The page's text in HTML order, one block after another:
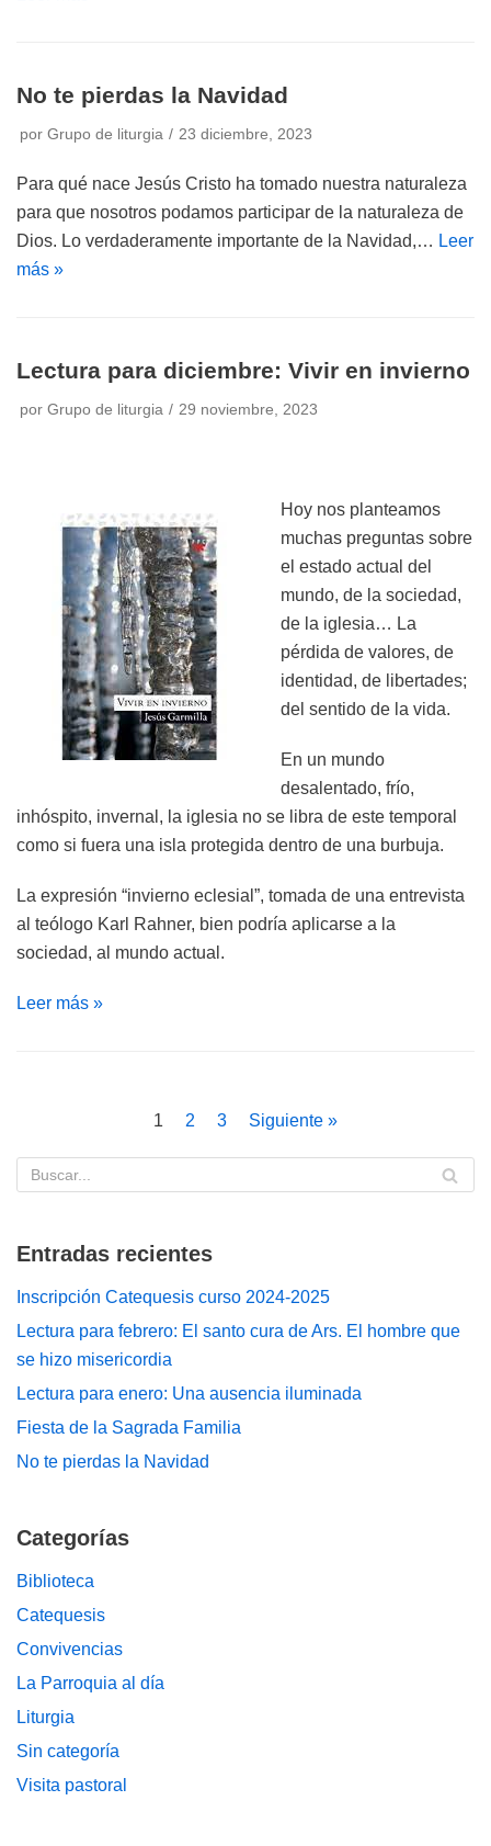
No te pierdas la Navidad
por Grupo de liturgia 23 diciembre, 2023
Para qué nace Jesús Cristo ha tomado nuestra naturaleza
para que nosotros podamos participar de la naturaleza de
Dios. Lo verdaderamente importante de la Navidad,… Leer
más »
Lectura para diciembre: Vivir en invierno
por Grupo de liturgia 29 noviembre, 2023
Hoy nos planteamos
muchas preguntas sobre
el estado actual del
mundo, de la sociedad,
de la iglesia… La
pérdida de valores, de
identidad, de libertades;
del sentido de la vida.
En un mundo
desalentado, frío,
inhóspito, invernal, la iglesia no se libra de este temporal
como si fuera una isla protegida dentro de una burbuja.
La expresión “invierno eclesial”, tomada de una entrevista
al teólogo Karl Rahner, bien podría aplicarse a la
sociedad, al mundo actual.
Leer más »
1 2 3 Siguiente »
Entradas recientes
Inscripción Catequesis curso 2024-2025
Lectura para febrero: El santo cura de Ars. El hombre que
se hizo misericordia
Lectura para enero: Una ausencia iluminada
Fiesta de la Sagrada Familia
No te pierdas la Navidad
Categorías
Biblioteca
Catequesis
Convivencias
La Parroquia al día
Liturgia
Sin categoría
Visita pastoral